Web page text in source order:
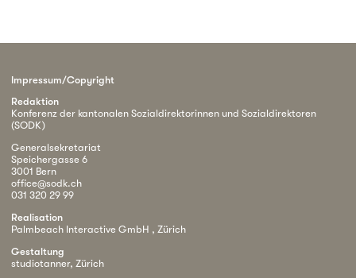
Impressum/Copyright
Redaktion
Konferenz der kantonalen Sozialdirektorinnen und Sozialdirektoren
(SODK)
Generalsekretariat
Speichergasse 6
3001 Bern
office@sodk.ch
031 320 29 99
Realisation
Palmbeach Interactive GmbH , Zürich
Gestaltung
studiotanner, Zürich